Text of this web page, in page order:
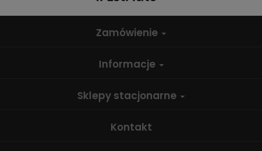
Zamówienie
Informacje
Sklepy stacjonarne
Kontakt